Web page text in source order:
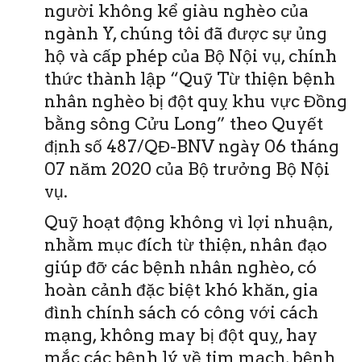
người không kể giàu nghèo của
ngành Y, chúng tôi đã được sự ủng
hộ và cấp phép của Bộ Nội vụ, chính
thức thành lập “Quỹ Từ thiện bệnh
nhân nghèo bị đột quỵ khu vực Đồng
bằng sông Cửu Long” theo Quyết
định số 487/QĐ-BNV ngày 06 tháng
07 năm 2020 của Bộ trưởng Bộ Nội
vụ.
Quỹ hoạt động không vì lợi nhuận,
nhằm mục đích từ thiện, nhân đạo
giúp đỡ các bệnh nhân nghèo, có
hoàn cảnh đặc biệt khó khăn, gia
đình chính sách có công với cách
mạng, không may bị đột quỵ, hay
mắc các bệnh lý về tim mạch, bệnh